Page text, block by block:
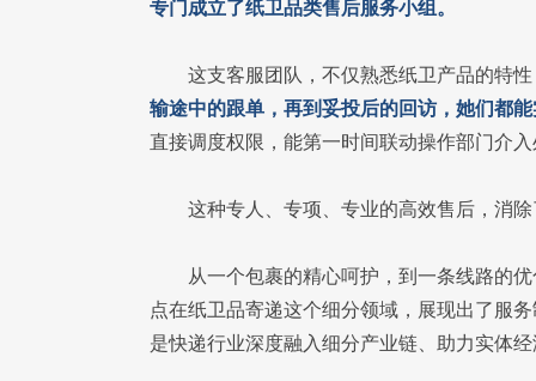
专门成立了纸卫品类售后服务小组。
这支客服团队，不仅熟悉纸卫产品的特
输途中的跟单，再到妥投后的回访，她们都
直接调度权限，能第一时间联动操作部门介
这种专人、专项、专业的高效售后，消
从一个包裹的精心呵护，到一条线路的
点在纸卫品寄递这个细分领域，展现出了服
是快递行业深度融入细分产业链、助力实体